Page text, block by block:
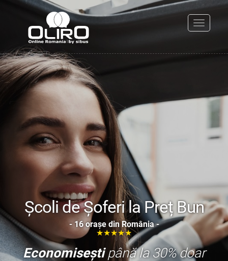
Toggle
Școli de Șoferi la Preț Bun
- 16 orașe din România -
★★★★★
Economiseștipână la 30% doar